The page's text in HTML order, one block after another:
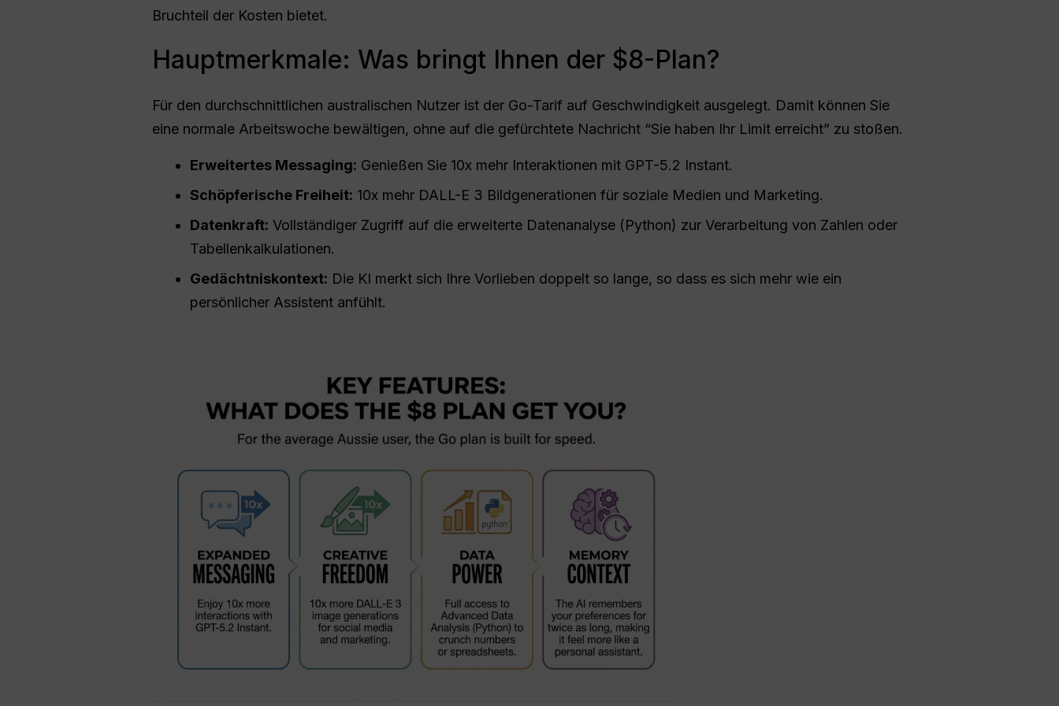
Bruchteil der Kosten bietet.
Hauptmerkmale: Was bringt Ihnen der $8-Plan?
Für den durchschnittlichen australischen Nutzer ist der Go-Tarif auf Geschwindigkeit ausgelegt. Damit können Sie
eine normale Arbeitswoche bewältigen, ohne auf die gefürchtete Nachricht “Sie haben Ihr Limit erreicht” zu stoßen.
Erweitertes Messaging: Genießen Sie 10x mehr Interaktionen mit GPT-5.2 Instant.
Schöpferische Freiheit: 10x mehr DALL-E 3 Bildgenerationen für soziale Medien und Marketing.
Datenkraft: Vollständiger Zugriff auf die erweiterte Datenanalyse (Python) zur Verarbeitung von Zahlen oder
Tabellenkalkulationen.
Gedächtniskontext: Die KI merkt sich Ihre Vorlieben doppelt so lange, so dass es sich mehr wie ein
persönlicher Assistent anfühlt.